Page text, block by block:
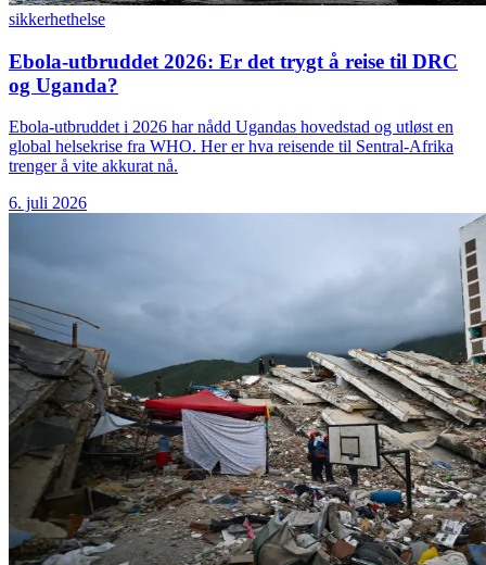
sikkerhethelse
Ebola-utbruddet 2026: Er det trygt å reise til DRC
og Uganda?
Ebola-utbruddet i 2026 har nådd Ugandas hovedstad og utløst en
global helsekrise fra WHO. Her er hva reisende til Sentral-Afrika
trenger å vite akkurat nå.
6. juli 2026